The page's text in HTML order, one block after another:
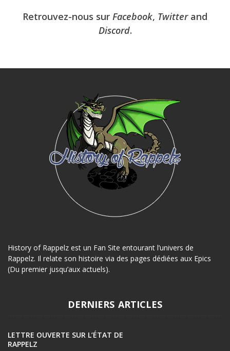
Retrouvez-nous sur Facebook, Twitterand
Discord.
History of Rappelz est un Fan Site entourant l’univers de
Rappelz. Il relate son histoire via des pages dédiées aux Epics
(Du premier jusqu’aux actuels).
DERNIERS ARTICLES
LETTRE OUVERTE SUR L’ÉTAT DE
RAPPELZ